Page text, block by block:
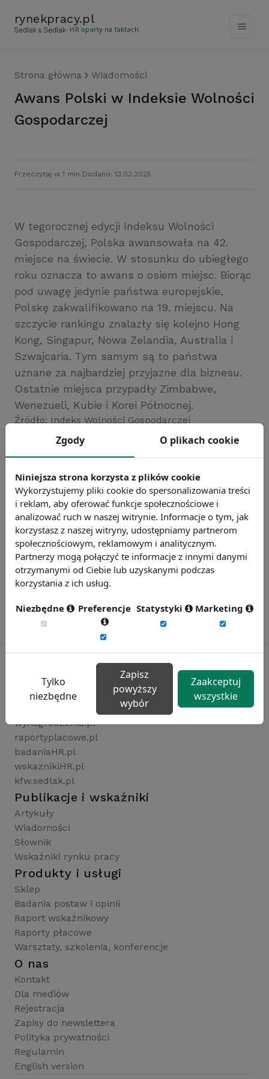
rynekpracy.pl
- HR oparty na faktach
Strona główna Wiadomości
Awans Polski w Indeksie Wolności
Gospodarczej
Przeczytaj w 1 min. Dodano: 13.03.2025
W tegorocznej edycji Indeksu Wolności
Gospodarczej, Polska awansowała na 42.
miejsce na świecie. W stosunku do ubiegłego
roku oznacza to awans o osiem miejsc. Biorąc
pod uwagę jedynie państwa europejskie,
Polskę zakwalifikowano na 19. miejscu. Na
szczycie rankingu znalazły się kolejno Hong
Kong, Singapur, Nowa Zelandia, Australia i
Szwajcaria. Tym samym są to państwa
uznane za najbardziej przyjazne dla biznesu.
Ostatnie miejsca przypadły Zimbabwe,
Wenezueli, Kubie i Korei Północnej.
Źródło: Indeks Wolności Gospodarczej
Chcesz wiedzieć więcej?
Zobacz więcej wiadomości
Rynekpracy.pl
wynagrodzenia.pl
raportyplacowe.pl
badaniaHR.pl
wskaznikiHR.pl
kfw.sedlak.pl
Publikacje i wskaźniki
Artykuły
Wiadomości
Słownik
Wskaźniki rynku pracy
Produkty i usługi
Sklep
Badania postaw i opinii
Raport wskaźnikowy
Raporty płacowe
Warsztaty, szkolenia, konferencje
O nas
Kontakt
Dla mediów
Rejestracja
Zapisy do newslettera
Polityka prywatności
Regulamin
English version
Zgody O plikach cookie
Niniejsza strona korzysta z plików cookie
Wykorzystujemy pliki cookie do spersonalizowania treści
i reklam, aby oferować funkcje społecznościowe i
analizować ruch w naszej witrynie. Informacje o tym, jak
korzystasz z naszej witryny, udostępniamy partnerom
społecznościowym, reklamowym i analitycznym.
Partnerzy mogą połączyć te informacje z innymi danymi
otrzymanymi od Ciebie lub uzyskanymi podczas
korzystania z ich usług.
Niezbędne Preferencje Statystyki Marketing
Tylko
niezbędne
Zapisz
powyższy
wybór
Zaakceptuj
wszystkie